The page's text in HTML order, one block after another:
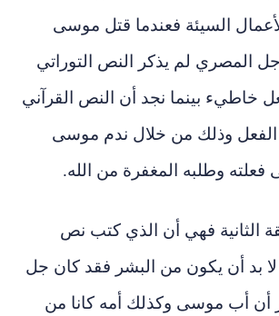
السيئة فعندما قتل موسى
المصري لم يذكر النص التوراتي
خاطيء بينما نجد أن النص القرآني
الفعل وذلك من خلال ندم موسى
فعلته وطلبه المغفرة من الله.
الثانية فهي أن الذي كتب نص
لا بد أن يكون من البشر فقد كان جل
أن أب موسى وكذلك أمه كانا من